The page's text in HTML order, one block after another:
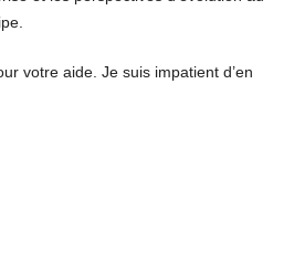
votre aide. Je suis impatient d’en